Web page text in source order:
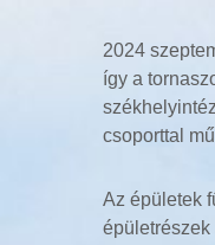
2024
így a
csoporttal
Az épületek
épületrészek